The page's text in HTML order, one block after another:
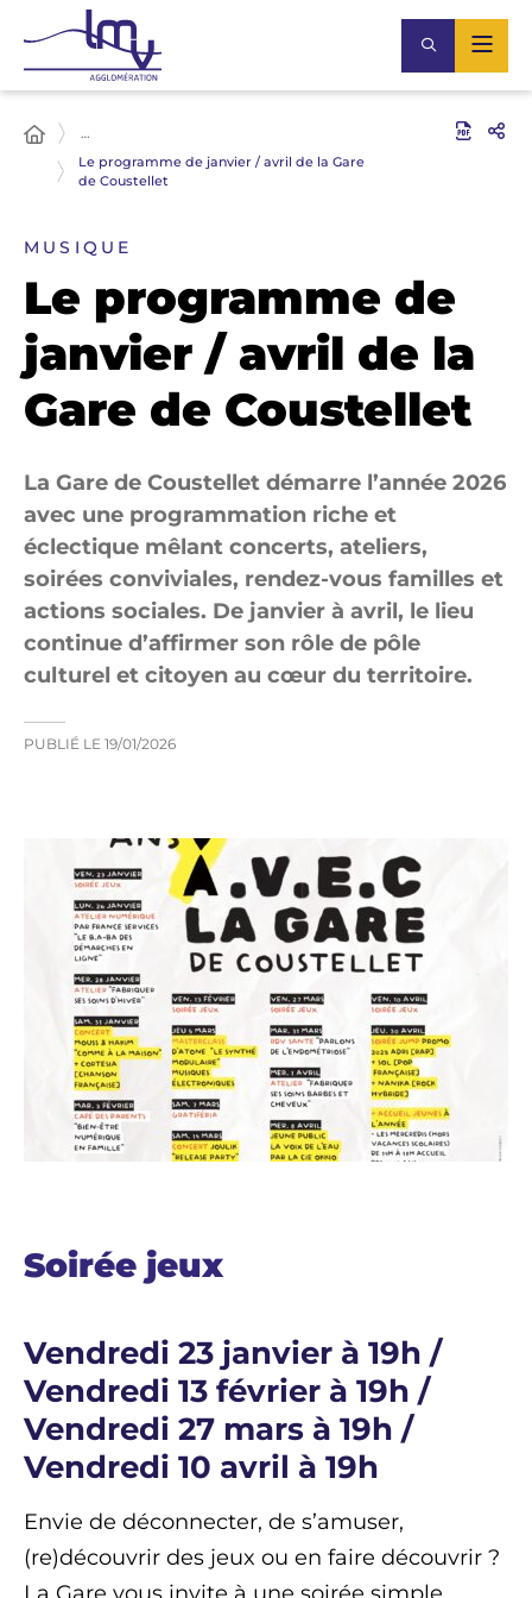
…
Le programme de janvier / avril de la Gare
de Coustellet
MUSIQUE
Le programme de
janvier / avril de la
Gare de Coustellet
La Gare de Coustellet démarre l’année 2026
avec une programmation riche et
éclectique mêlant concerts, ateliers,
soirées conviviales, rendez-vous familles et
actions sociales. De janvier à avril, le lieu
continue d’affirmer son rôle de pôle
culturel et citoyen au cœur du territoire.
PUBLIÉ LE 19/01/2026
Soirée jeux
Vendredi 23 janvier à 19h /
Vendredi 13 février à 19h /
Vendredi 27 mars à 19h /
Vendredi 10 avril à 19h
Envie de déconnecter, de s’amuser,
(re)découvrir des jeux ou en faire découvrir ?